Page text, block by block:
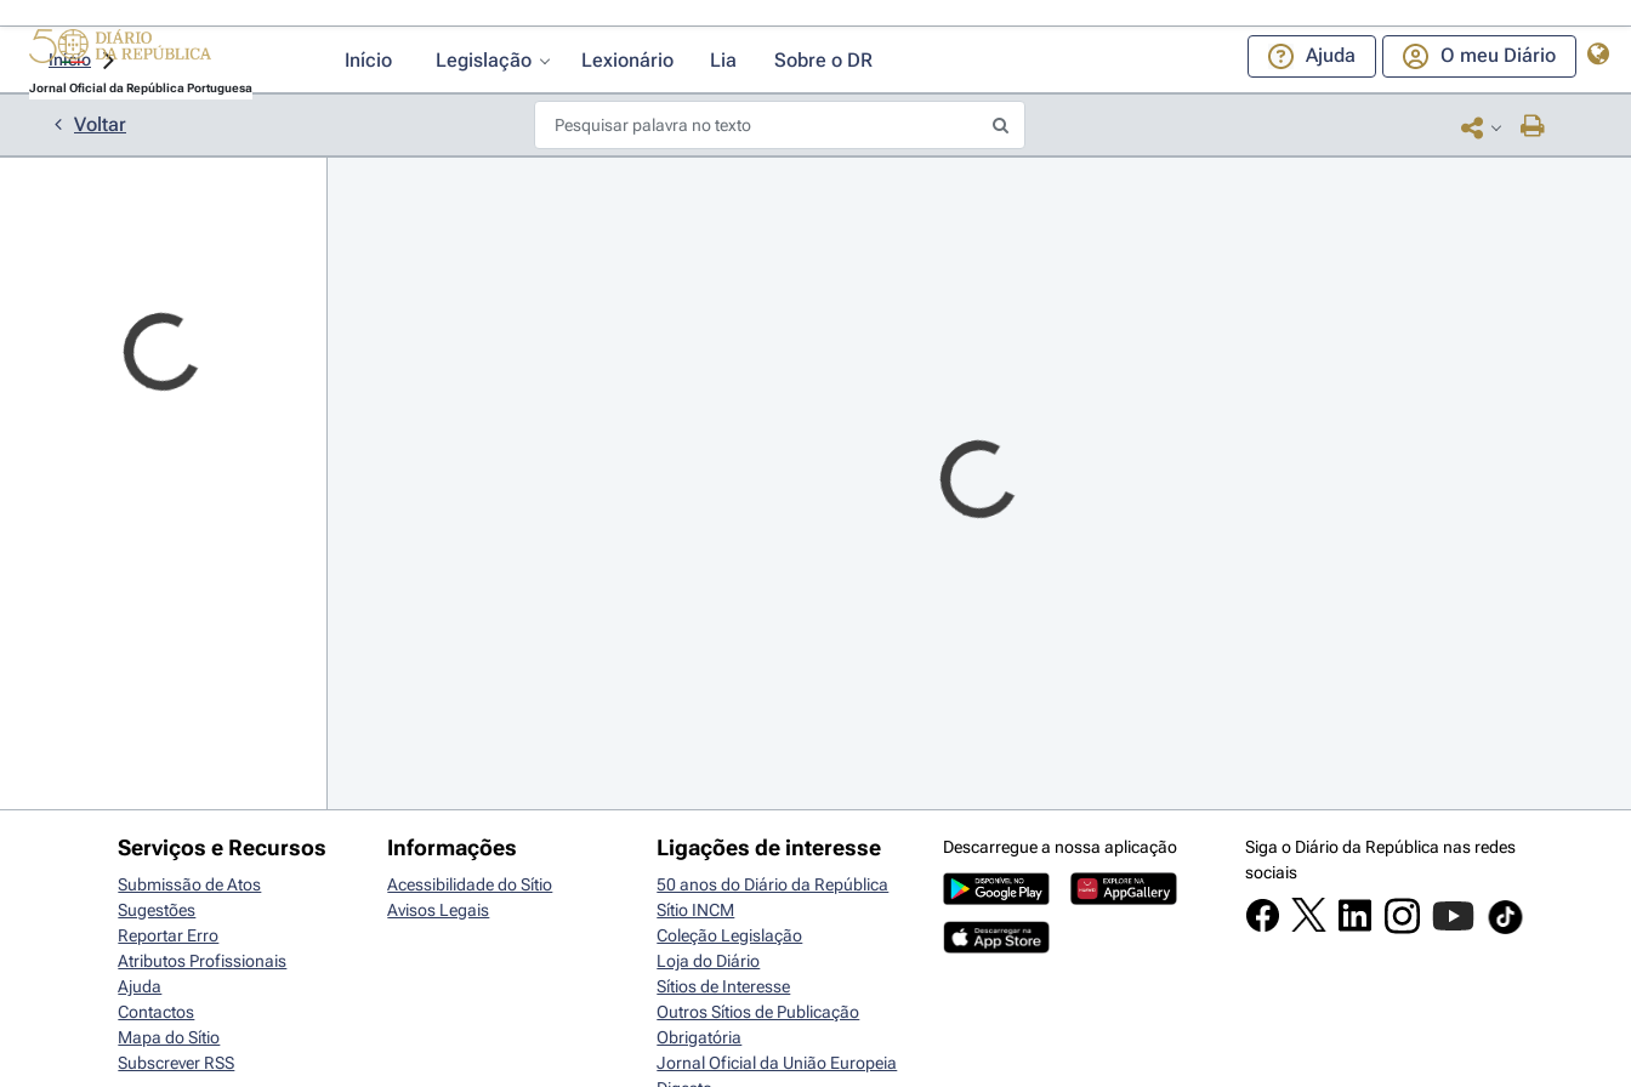
Jornal Oficial da República Portuguesa
Início Legislação Lexionário Lia Sobre o DR Ajuda O meu Diário
Início
Voltar
Serviços e Recursos
Submissão de Atos
Sugestões
Reportar Erro
Atributos Profissionais
Ajuda
Contactos
Mapa do Sítio
Subscrever RSS
Informações
Acessibilidade do Sítio
Avisos Legais
Ligações de interesse
50 anos do Diário da República
Sítio INCM
Coleção Legislação
Loja do Diário
Sítios de Interesse
Outros Sítios de Publicação
Obrigatória
Jornal Oficial da União Europeia
Descarregue a nossa aplicação
Siga o Diário da República nas redes
sociais